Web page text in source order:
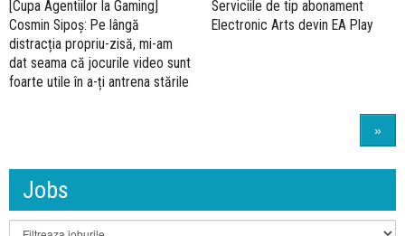
[Cupa Agentiilor la Gaming]
Cosmin Sipoș: Pe lângă
distracția propriu-zisă, mi-am
dat seama că jocurile video sunt
foarte utile în a-ți antrena stările
Serviciile de tip abonament
Electronic Arts devin EA Play
»
Jobs